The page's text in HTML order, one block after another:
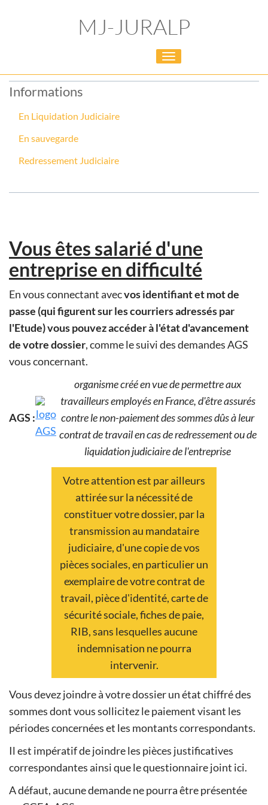
MJ-JURALP
Toggle
navigation
Informations
En Liquidation Judiciaire
En sauvegarde
Redressement Judiciaire
Vous êtes salarié d'une
entreprise en difficulté
En vous connectant avecvos identifiant et mot de
passe (qui figurent sur les courriers adressés par
l'Etude) vous pouvez accéder à l'état d'avancement
de votre dossier, comme le suivi des demandes AGS
vous concernant.
AGS :
organisme créé en vue de permettre aux
travailleurs employés en France, d'être assurés
contre le non-paiement des sommes dûs à leur
contrat de travail en cas de redressement ou de
liquidation judiciaire de l'entreprise
Votre attention est par ailleurs
attirée sur la nécessité de
constituer votre dossier, par la
transmission au mandataire
judiciaire, d'une copie de vos
pièces sociales, en particulier un
exemplaire de votre contrat de
travail, pièce d'identité, carte de
sécurité sociale, fiches de paie,
RIB, sans lesquelles aucune
indemnisation ne pourra
intervenir.
Vous devez joindre à votre dossier un état chiffré des
sommes dont vous sollicitez le paiement visant les
périodes concernées et les montants correspondants.
Il est impératif de joindre les pièces justificatives
correspondantes ainsi que le questionnaire joint ici.
A défaut, aucune demande ne pourra être présentée